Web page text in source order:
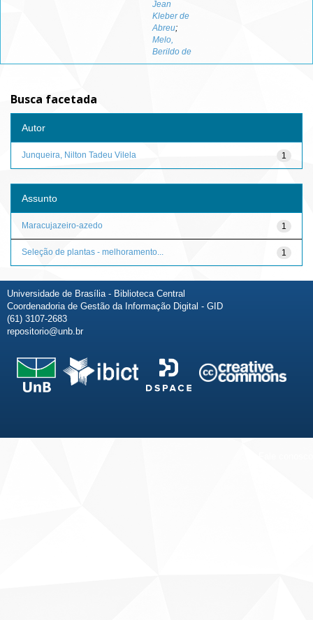
Jean
Kleber de
Abreu;
Melo,
Berildo de
Busca facetada
Autor
1
Junqueira, Nilton Tadeu Vilela
Assunto
1
Maracujazeiro-azedo
1
Seleção de plantas - melhoramento...
Universidade de Brasília - Biblioteca Central
Coordenadoria de Gestão da Informação Digital - GID
(61) 3107-2683
repositorio@unb.br